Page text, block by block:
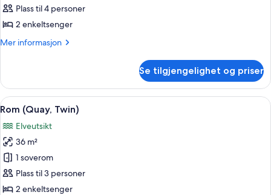
Suite
Twin
Plass til 4 personer
2 enkeltsenger
Mer informasjon
Mer
Suite
Twin
Bedded
Se tilgjengelighet og priser
Åpne
alle
bildene
av
Rom
(Quay,
Twin)
Rom (Quay, Twin) | Sengetøy av
6
Rom (Quay, Twin)
Elveutsikt
36 m²
1 soverom
Plass til 3 personer
2 enkeltsenger